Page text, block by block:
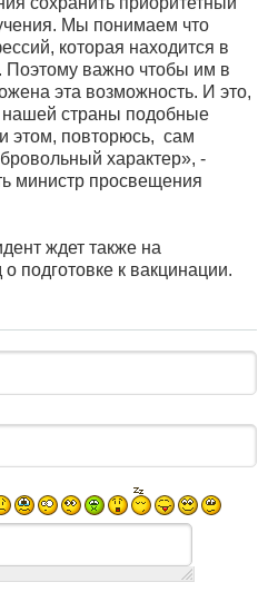
Мы понимаем что
которая находится в
Поэтому важно чтобы им в
эта возможность. И это,
нашей страны подобные
этом, повторюсь, сам
характер», -
министр просвещения
ждет также на
подготовке к вакцинации.